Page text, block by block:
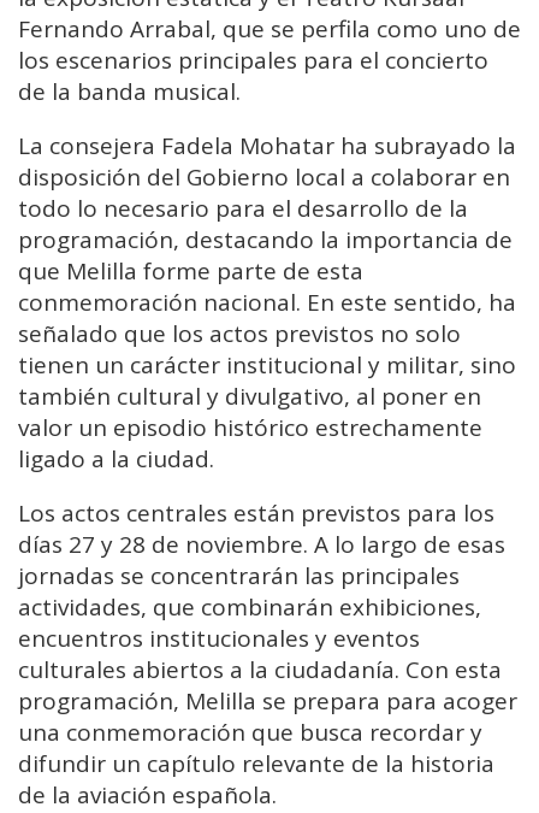
Fernando Arrabal, que se perfila como uno de
los escenarios principales para el concierto
de la banda musical.
La consejera Fadela Mohatar ha subrayado la
disposición del Gobierno local a colaborar en
todo lo necesario para el desarrollo de la
programación, destacando la importancia de
que Melilla forme parte de esta
conmemoración nacional. En este sentido, ha
señalado que los actos previstos no solo
tienen un carácter institucional y militar, sino
también cultural y divulgativo, al poner en
valor un episodio histórico estrechamente
ligado a la ciudad.
Los actos centrales están previstos para los
días 27 y 28 de noviembre. A lo largo de esas
jornadas se concentrarán las principales
actividades, que combinarán exhibiciones,
encuentros institucionales y eventos
culturales abiertos a la ciudadanía. Con esta
programación, Melilla se prepara para acoger
una conmemoración que busca recordar y
difundir un capítulo relevante de la historia
de la aviación española.